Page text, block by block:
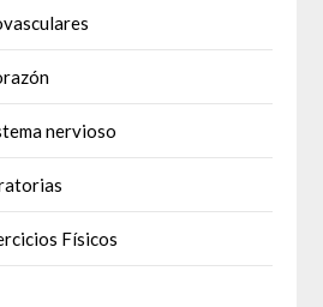
nervioso
Físicos